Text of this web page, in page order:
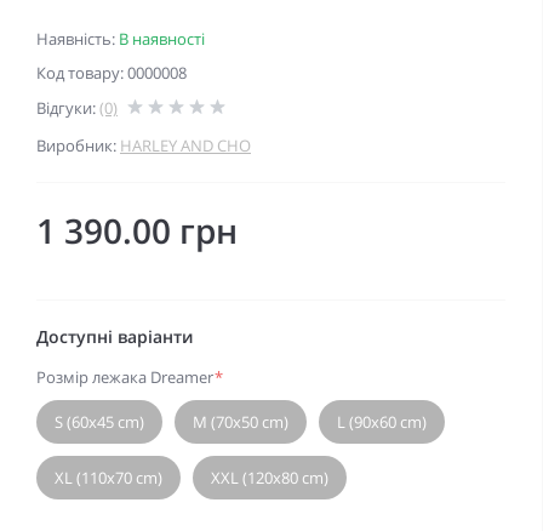
Наявність: В наявності
Код товару: 0000008
Відгуки:(0)
Виробник: HARLEY AND CHO
1 390.00 грн
Доступні варіанти
Розмір лежака Dreamer*
S (60x45 cm) M (70x50 cm) L (90x60 cm)
XL (110x70 cm) XXL (120x80 cm)